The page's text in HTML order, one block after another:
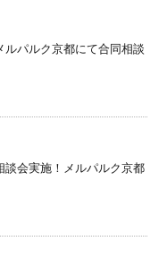
ルパルク京都にて合同相談
談会実施！メルパルク京都